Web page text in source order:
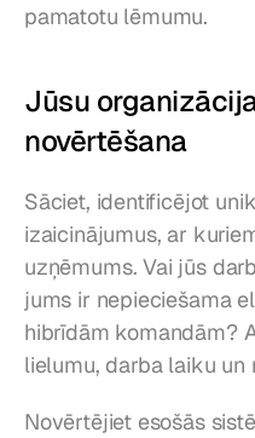
pamatotu lēmumu.
Jūsu
novērtēšana
Sāciet, identificējot
izaicinājumus, ar
uzņēmums. Vai jūs
jums ir nepieciešama
hibrīdām komandām?
lielumu, darba laiku un
Novērtējiet esošās